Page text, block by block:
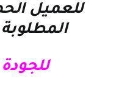
للعميل